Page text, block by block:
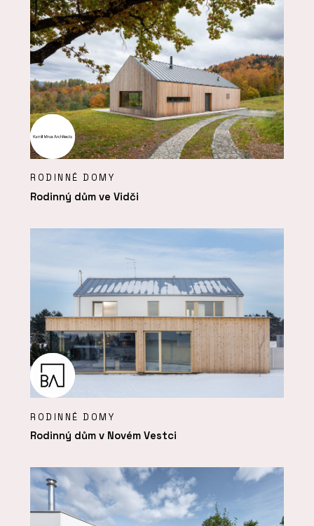
RODINNÉ DOMY
Rodinný dům ve Vidči
RODINNÉ DOMY
Rodinný dům v Novém Vestci